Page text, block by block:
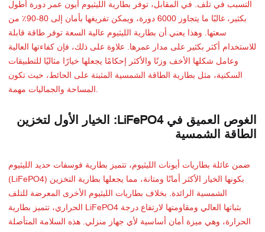
التسبب في تلف. في المقابل، توفر بطارية الليثيوم أيون عمر دورة أطول
بكثير، غالبًا ما يتجاوز 6000 دورة، ويمكن تفريغها بأمان إلى 80-90٪ من
سعتها. وهذا يعني أن بطارية الليثيوم عالية السعة توفر طاقة قابلة
للاستخدام أكثر بكثير على مدار عمرها. علاوة على ذلك، فإن كفاءتها العالية
وعامل شكلها الأخف وزنًا والأكثر إحكامًا يجعلها خيارًا مثاليًا للتطبيقات
السكنية، مثل بطارية الطاقة الشمسية المثبتة على الحائط، حيث تكون
المساحة والجماليات مهمة.
الغوص العميق في LiFePO4: الخيار الأول لتخزين
الطاقة الشمسية
ضمن عائلة بطاريات أيونات الليثيوم، تتميز بطارية فوسفات حديد الليثيوم
(LiFePO4) بكونها الخيار الأكثر أمانًا ومتانة، مما يجعلها بطارية التخزين
الشمسية الرائدة. بخلاف بطاريات الليثيوم الأخرى المعرضة للتلف
الحراري، تتميز بطارية LiFePO4 بثباتها العالي ومقاومتها لارتفاع درجة
الحرارة، وهي ميزة أمان أساسية لأي جهاز منزلي. هذه السلامة المتأصلة